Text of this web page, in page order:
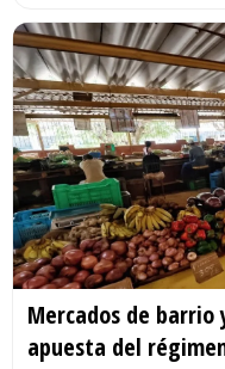
Mercados de barrio
apuesta del